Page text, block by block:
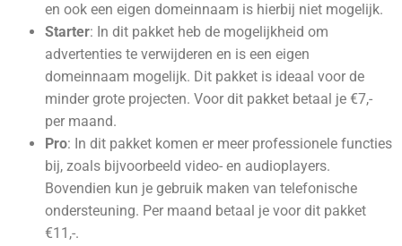
en ook een eigen domeinnaam is hierbij niet mogelijk.
Starter: In dit pakket heb de mogelijkheid om
advertenties te verwijderen en is een eigen
domeinnaam mogelijk. Dit pakket is ideaal voor de
minder grote projecten. Voor dit pakket betaal je €7,-
per maand.
Pro: In dit pakket komen er meer professionele functies
bij, zoals bijvoorbeeld video- en audioplayers.
Bovendien kun je gebruik maken van telefonische
ondersteuning. Per maand betaal je voor dit pakket
€11,-.